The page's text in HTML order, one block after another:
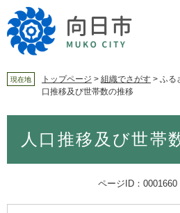
ー
ジ
ニ
ュ
へ
For Foreigners
音声読み上げ
読み上げ 読み上げ設定
現在地 トップページ > 組織でさがす > ふる
口推移及び世帯数の推移
人口推移及び世帯
ページID：0001660